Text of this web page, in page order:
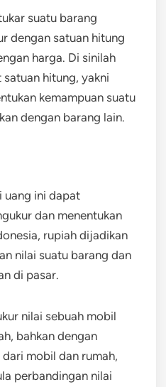
suatu barang
dengan satuan hitung
harga. Di sinilah
hitung, yakni
kemampuan suatu
dengan barang lain.
uang ini dapat
dan menentukan
rupiah dijadikan
nilai suatu barang dan
di pasar.
nilai sebuah mobil
bahkan dengan
mobil dan rumah,
perbandingan nilai